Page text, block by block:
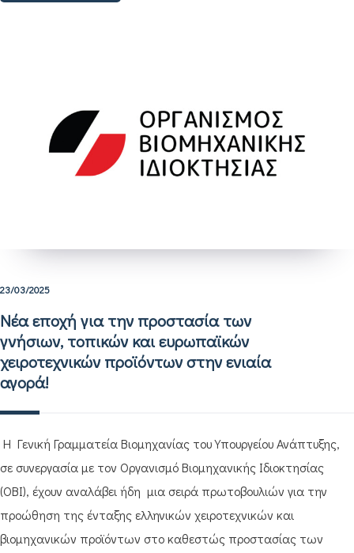
23/03/2025
Νέα εποχή για την προστασία των
γνήσιων, τοπικών και ευρωπαϊκών
χειροτεχνικών προϊόντων στην ενιαία
αγορά!
Η Γενική Γραμματεία Βιομηχανίας του Υπουργείου Ανάπτυξης,
σε συνεργασία με τον Οργανισμό Βιομηχανικής Ιδιοκτησίας
(ΟΒΙ), έχουν αναλάβει ήδη μια σειρά πρωτοβουλιών για την
προώθηση της ένταξης ελληνικών χειροτεχνικών και
βιομηχανικών προϊόντων στο καθεστώς προστασίας των